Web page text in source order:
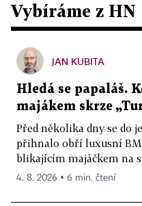
Vybíráme z HN
JAN KUBITA
Hledá se papaláš.
majákem skrze
Před několika dny se do
přihnalo obří luxusní
blikajícím majáčkem na
4. 8. 2026 ▪ 6 min. čtení